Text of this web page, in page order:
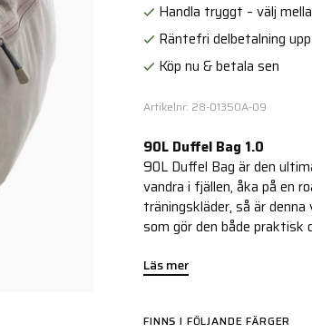
Handla tryggt – välj
Räntefri delbetalning
Köp nu & betala sen
Artikelnr: 28-01350A-09
90L Duffel Bag 1.0
90L Duffel Bag är den
vandra i fjällen, åka på en
träningskläder, så är
som gör den både praktisk
Läs mer
FINNS I FÖLJANDE FÄRGER